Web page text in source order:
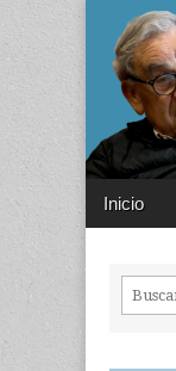
Main
Skip
Inicio
Buscar: